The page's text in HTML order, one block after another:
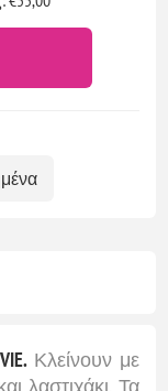
. Κλείνουν με
λαστιχάκι. Τα